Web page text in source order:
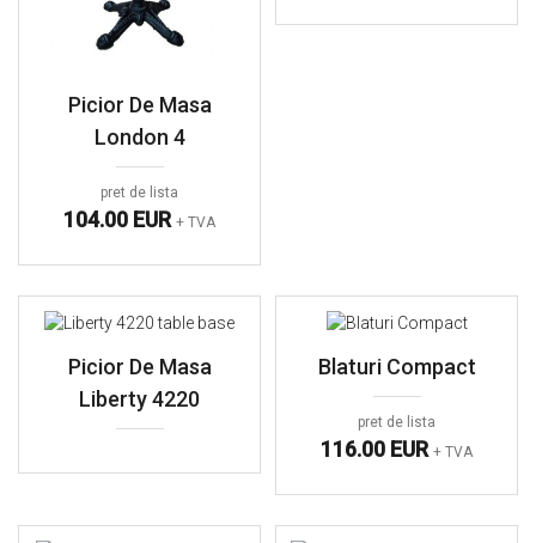
Picior De Masa
London 4
pret de lista
104.00 EUR + TVA
Picior De Masa
Liberty 4220
Blaturi Compact
pret de lista
116.00 EUR + TVA